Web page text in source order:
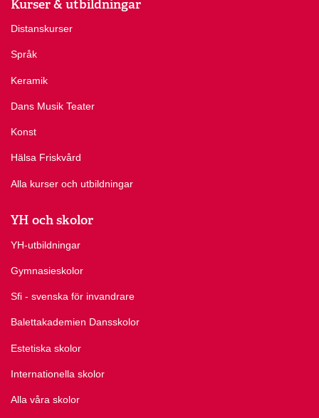
Kurser & utbildningar
Distanskurser
Språk
Keramik
Dans Musik Teater
Konst
Hälsa Friskvård
Alla kurser och utbildningar
YH och skolor
YH-utbildningar
Gymnasieskolor
Sfi - svenska för invandrare
Balettakademien Dansskolor
Estetiska skolor
Internationella skolor
Alla våra skolor